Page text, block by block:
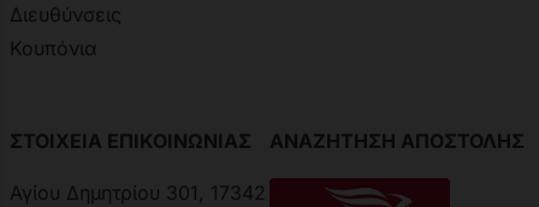
Διευθύνσεις
Κουπόνια
ΣΤΟΙΧΕΙΑ ΕΠΙΚΟΙΝΩΝΙΑΣ
Αγίου Δημητρίου 301, 17342
ΑΝΑΖΗΤΗΣΗ ΑΠΟΣΤΟΛΗΣ